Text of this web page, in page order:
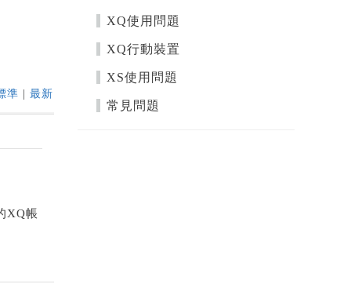
準 |最新
XQ帳
XQ使用問題
XQ行動裝置
XS使用問題
常見問題